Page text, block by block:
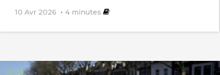
10 Avr 2026 4 minutes